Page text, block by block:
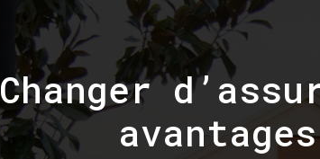
Changer